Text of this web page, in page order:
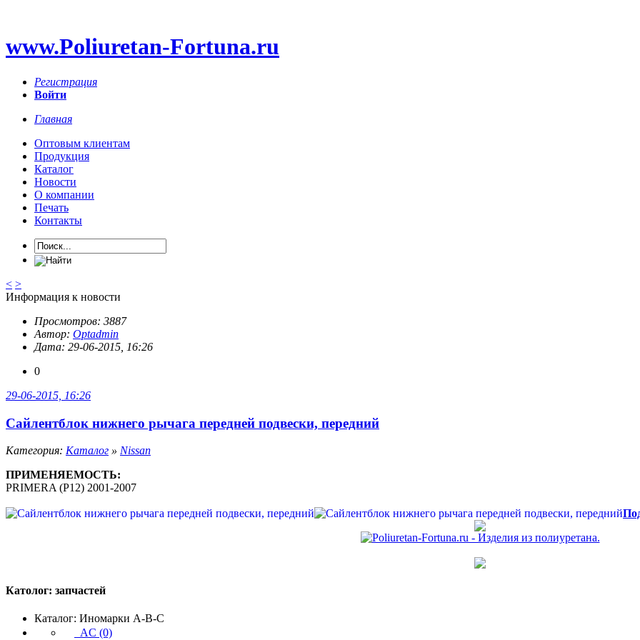
www.Poliuretan-Fortuna.ru
Регистрация
Войти
Главная
Оптовым клиентам
Продукция
Каталог
Новости
О компании
Печать
Контакты
< >
Информация к новости
Просмотров: 3887
Автор: Optadmin
Дата: 29-06-2015, 16:26
0
29-06-2015, 16:26
Сайлентблок нижнего рычага передней подвески, передний
Категория: Каталог » Nissan
ПРИМЕНЯЕМОСТЬ:
PRIMERA (P12) 2001-2007
Католог: запчастей
Каталог: Иномарки A-B-C
AC (0)